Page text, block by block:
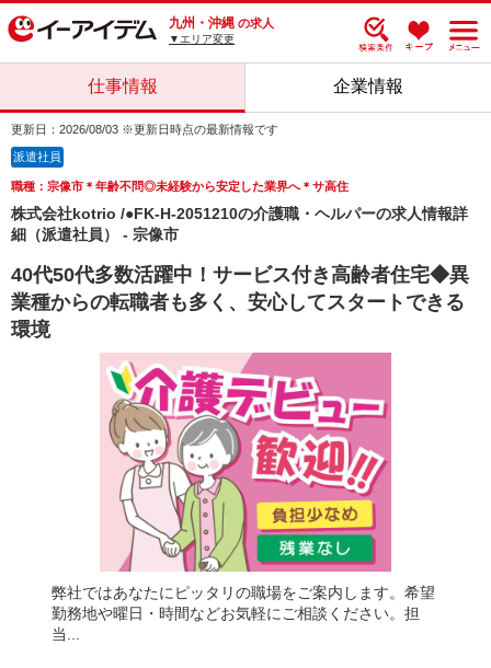
九州・沖縄 の求人
▼エリア変更
仕事情報 企業情報
更新日：2026/08/03 ※更新日時点の最新情報です
派遣社員
職種：宗像市＊年齢不問◎未経験から安定した業界へ＊サ高住
株式会社kotrio /●FK-H-2051210の介護職・ヘルパーの求人情報詳
細（派遣社員） - 宗像市
40代50代多数活躍中！サービス付き高齢者住宅◆異
業種からの転職者も多く、安心してスタートできる
環境
弊社ではあなたにピッタリの職場をご案内します。希望
勤務地や曜日・時間などお気軽にご相談ください。担
当...